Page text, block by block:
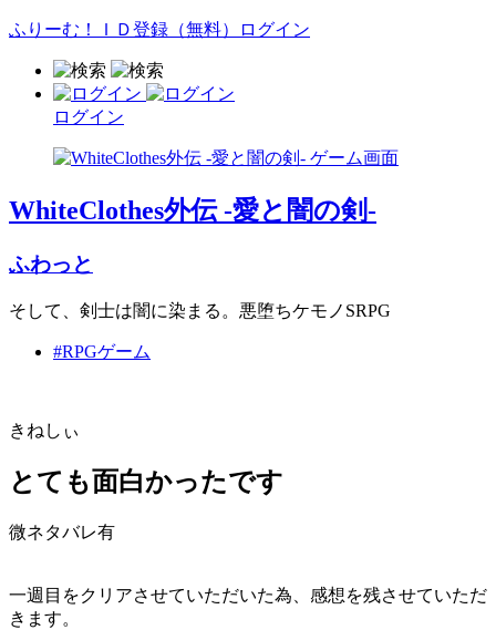
ふりーむ！ＩＤ登録（無料） ログイン
ログイン
WhiteClothes外伝 -愛と闇の剣-
ふわっと
そして、剣士は闇に染まる。悪堕ちケモノSRPG
#RPGゲーム
きねしぃ
とても面白かったです
微ネタバレ有
一週目をクリアさせていただいた為、感想を残させていただ
きます。